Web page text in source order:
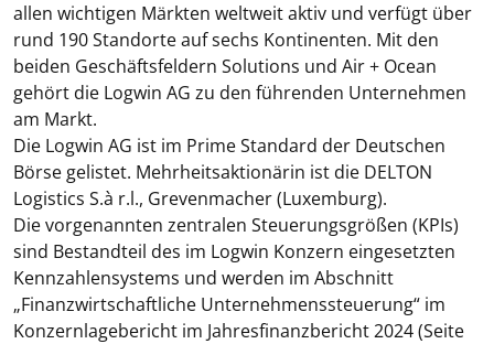
allen wichtigen Märkten weltweit aktiv und verfügt über
rund 190 Standorte auf sechs Kontinenten. Mit den
beiden Geschäftsfeldern Solutions und Air + Ocean
gehört die Logwin AG zu den führenden Unternehmen
am Markt.
Die Logwin AG ist im Prime Standard der Deutschen
Börse gelistet. Mehrheitsaktionärin ist die DELTON
Logistics S.à r.l., Grevenmacher (Luxemburg).
Die vorgenannten zentralen Steuerungsgrößen (KPIs)
sind Bestandteil des im Logwin Konzern eingesetzten
Kennzahlensystems und werden im Abschnitt
„Finanzwirtschaftliche Unternehmenssteuerung“ im
Konzernlagebericht im Jahresfinanzbericht 2024 (Seite